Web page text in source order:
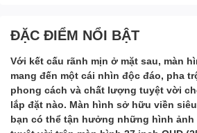
ĐẶC ĐIỂM NỔI BẬT
Với kết cấu rãnh mịn ở mặt sau, màn
mang đến một cái nhìn độc đáo, pha
phong cách và chất lượng tuyệt vời
lắp đặt nào. Màn hình sở hữu viền
bạn có thể tận hưởng những hình ảnh